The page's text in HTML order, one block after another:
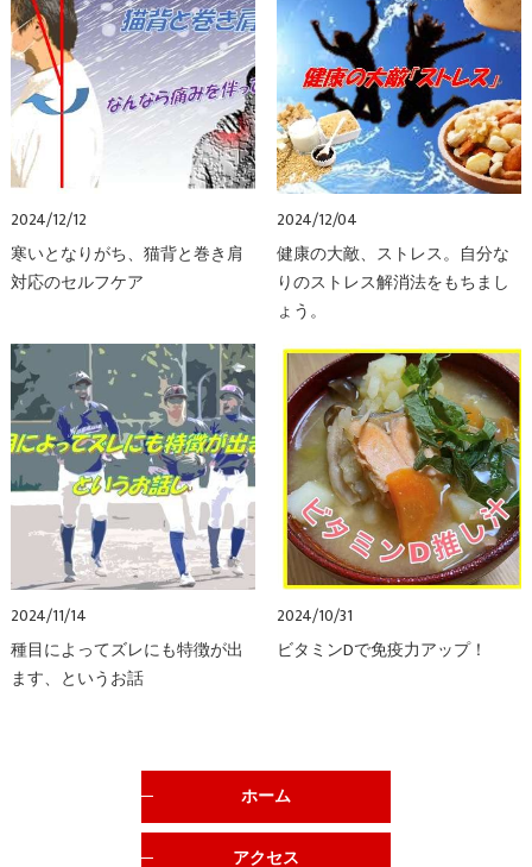
2024/12/12
寒いとなりがち、猫背と巻き肩
対応のセルフケア
2024/12/04
健康の大敵、ストレス。自分な
りのストレス解消法をもちまし
ょう。
2024/11/14
種目によってズレにも特徴が出
ます、というお話
2024/10/31
ビタミンDで免疫力アップ！
ホーム
アクセス